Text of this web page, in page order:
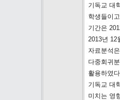
기독교 대
학생들이
기간은
2013년 12
자료분석
다중회귀
활용하였
기독교 대
미치는 영